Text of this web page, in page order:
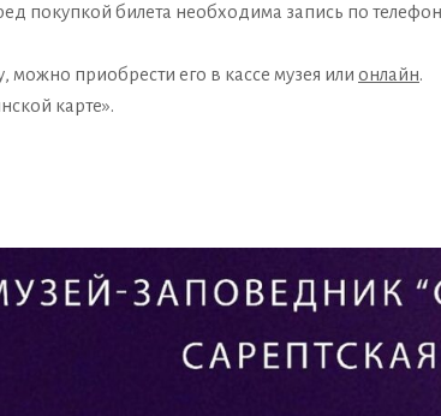
покупкой билета необходима запись по
можно приобрести его в кассе музея или онлайн.
карте».